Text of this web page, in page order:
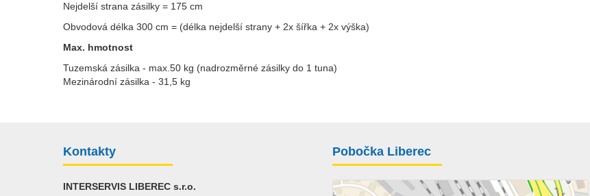
Nejdelší strana zásilky = 175 cm
Obvodová délka 300 cm = (délka nejdelší strany + 2x šířka + 2x výška)
Max. hmotnost
Tuzemská zásilka - max.50 kg (nadrozměrné zásilky do 1 tuna)
Mezinárodní zásilka - 31,5 kg
Kontakty
INTERSERVIS LIBEREC s.r.o.
Pobočka Liberec